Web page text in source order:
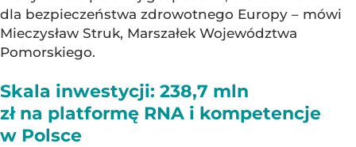
dla bezpieczeństwa zdrowotnego Europy – mówi
Mieczysław Struk, Marszałek Województwa
Pomorskiego.
Skala inwestycji: 238,7 mln
zł na platformę RNA i kompetencje
w Polsce